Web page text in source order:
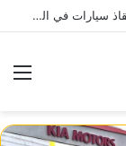
ونش انقاذ ابراهيم السيد اسرع وارخص ونش انقاذ سيارات في المنصورة نصلك في خلال 10 دقائق بحد اقصي اتصل بنا الان 01080793999